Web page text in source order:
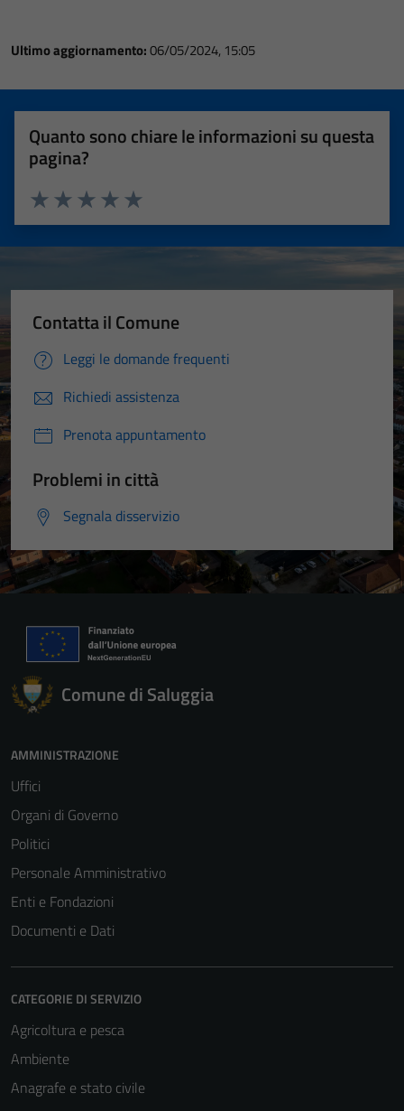
Ultimo aggiornamento:06/05/2024, 15:05
Quanto sono chiare le informazioni su questa
pagina?
Valuta 5 stelle su 5
Valuta 4 stelle su 5
Valuta 3 stelle su 5
Valuta 2 stelle su 5
Valuta 1 stelle su 5
Contatta il Comune
Leggi le domande frequenti
Richiedi assistenza
Prenota appuntamento
Problemi in città
Segnala disservizio
Comune di Saluggia
AMMINISTRAZIONE
Uffici
Organi di Governo
Politici
Personale Amministrativo
Enti e Fondazioni
Documenti e Dati
CATEGORIE DI SERVIZIO
Agricoltura e pesca
Ambiente
Anagrafe e stato civile